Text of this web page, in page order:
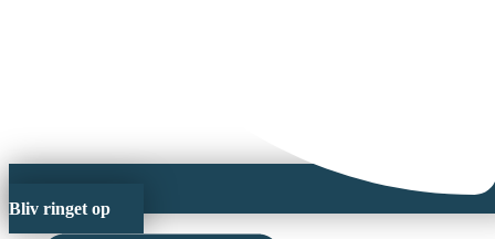
Bliv ringet op